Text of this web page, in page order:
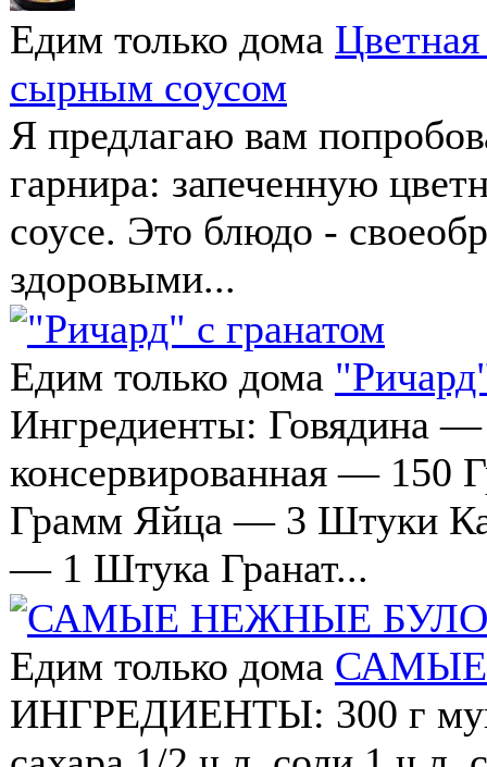
Едим только дома Цветная
сырным соусом
Я предлагаю вам
гарнира: запеченную
соусе. Это блюдо -
здоровыми...
Едим только дома
Ингредиенты: Говядина
консервированная — 150
Грамм Яйца — 3 Штуки
— 1 Штука Гранат...
Едим только дома
ИНГРЕДИЕНТЫ: 300 г